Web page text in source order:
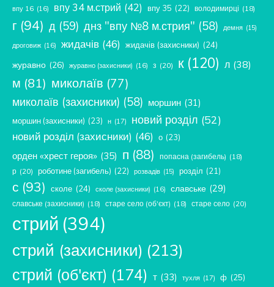
впу 16 (16) впу 34 м.стрий (42) впу 35 (22) володимирці (18)
г (94) д (59) днз "впу №8 м.стрия" (58) демня (15)
дроговиж (16) жидачів (46) жидачів (захисники) (24)
журавно (26) журавно (захисники) (16) з (20) к (120) л (38)
м (81) миколаїв (77)
миколаїв (захисники) (58) моршин (31)
моршин (захисники) (23) н (17) новий розділ (52)
новий розділ (захисники) (46) о (23)
орден «хрест героя» (35) п (88) попасна (загибель) (18)
р (20) роботине (загибель) (22) розвадів (15) розділ (21)
с (93) сколе (24) сколе (захисники) (16) славське (29)
славське (захисники) (18) старе село (об'єкт) (18) старе село (20)
стрий (394)
стрий (захисники) (213)
стрий (об'єкт) (174) т (33) тухля (17) ф (25)